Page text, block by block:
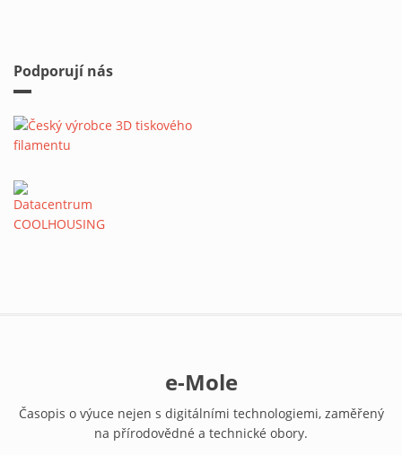
Podporují nás
e-Mole
Časopis o výuce nejen s digitálními technologiemi, zaměřený
na přírodovědné a technické obory.